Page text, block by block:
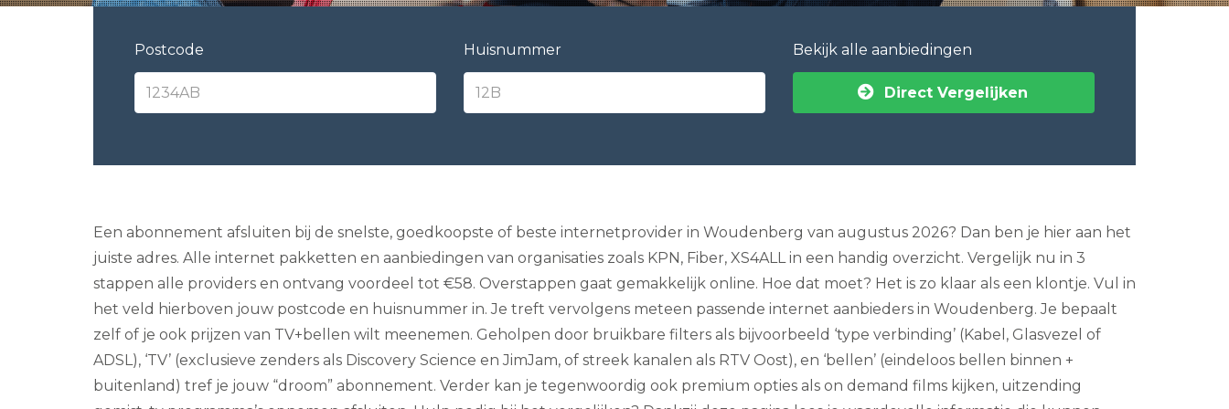
v
e
n
n
t
e
n
B
l
l
n
Postcode Huisnummer Bekijk alle aanbiedingen
Direct Vergelijken
Een abonnement afsluiten bij de snelste, goedkoopste of beste internetprovider in Woudenberg van augustus 2026? Dan ben je hier aan het
juiste adres. Alle internet pakketten en aanbiedingen van organisaties zoals KPN, Fiber, XS4ALL in een handig overzicht. Vergelijk nu in 3
stappen alle providers en ontvang voordeel tot €58. Overstappen gaat gemakkelijk online. Hoe dat moet? Het is zo klaar als een klontje. Vul in
het veld hierboven jouw postcode en huisnummer in. Je treft vervolgens meteen passende internet aanbieders in Woudenberg. Je bepaalt
zelf of je ook prijzen van TV+bellen wilt meenemen. Geholpen door bruikbare filters als bijvoorbeeld ‘type verbinding’ (Kabel, Glasvezel of
ADSL), ‘TV’ (exclusieve zenders als Discovery Science en JimJam, of streek kanalen als RTV Oost), en ‘bellen’ (eindeloos bellen binnen +
buitenland) tref je jouw “droom” abonnement. Verder kan je tegenwoordig ook premium opties als on demand films kijken, uitzending